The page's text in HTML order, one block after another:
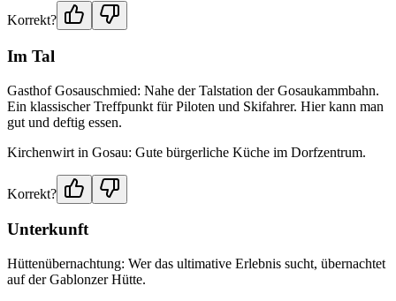
Korrekt?
Im Tal
Gasthof Gosauschmied: Nahe der Talstation der Gosaukammbahn.
Ein klassischer Treffpunkt für Piloten und Skifahrer. Hier kann man
gut und deftig essen.
Kirchenwirt in Gosau: Gute bürgerliche Küche im Dorfzentrum.
Korrekt?
Unterkunft
Hüttenübernachtung: Wer das ultimative Erlebnis sucht, übernachtet
auf der Gablonzer Hütte.